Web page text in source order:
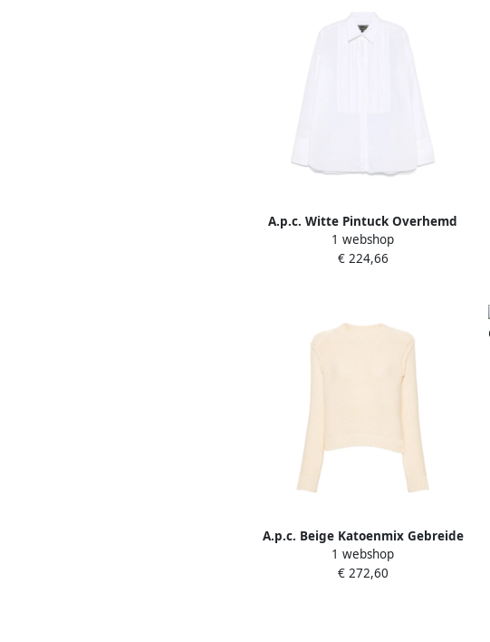
A.p.c. Witte Pintuck Overhemd
Lange Mouwen White Dames
1 webshop
€ 224,66
A.p.c. Beige Katoenmix Gebreide
Trui White Dames
1 webshop
€ 272,60